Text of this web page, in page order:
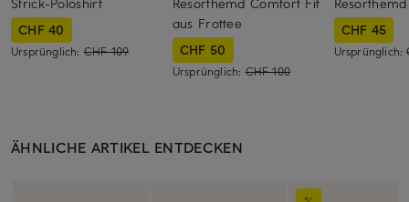
CHF 40
Ursprünglich: CHF 109
aus Frottee
CHF 50
Ursprünglich:CHF 100
CHF 45
Ursprünglich:
ÄHNLICHE ARTIKEL ENTDECKEN